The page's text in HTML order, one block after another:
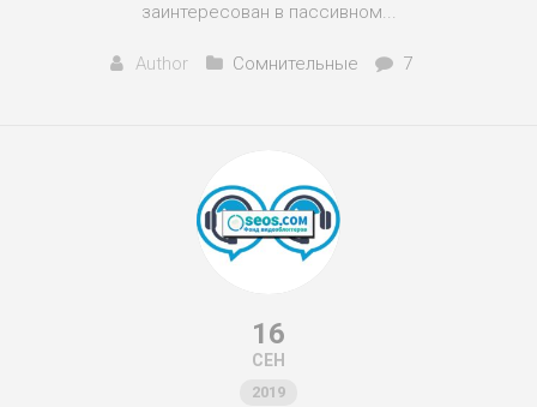
заинтересован в пассивном...
Author Сомнительные 7
16
СЕН
2019